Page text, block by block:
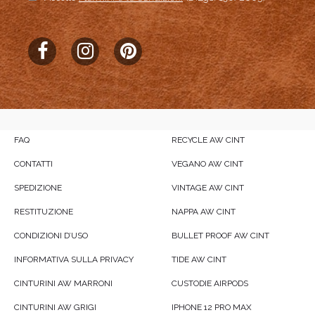
FAQ
CONTATTI
SPEDIZIONE
RESTITUZIONE
CONDIZIONI D’USO
INFORMATIVA SULLA PRIVACY
CINTURINI AW MARRONI
CINTURINI AW GRIGI
RECYCLE AW CINT
VEGANO AW CINT
VINTAGE AW CINT
NAPPA AW CINT
BULLET PROOF AW CINT
TIDE AW CINT
CUSTODIE AIRPODS
IPHONE 12 PRO MAX